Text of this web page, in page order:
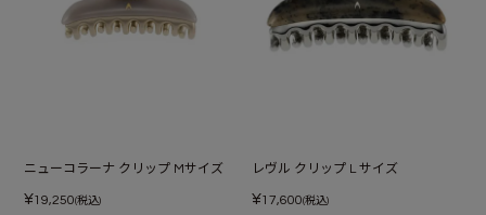
ニューコラーナ クリップ Mサイズ
¥19,250(税込)
レヴル クリップ L サイズ
¥17,600(税込)